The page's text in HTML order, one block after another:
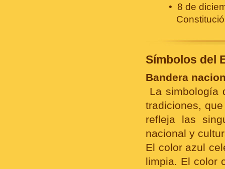
8 de
Símbolos del
Bandera
La simbología
tradiciones,
refleja las
nacional y
El color azul
limpia. El color